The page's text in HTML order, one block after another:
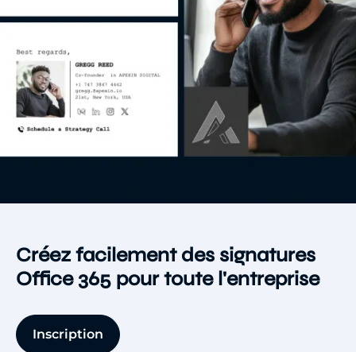
Créez facilement des signatures
Office 365 pour toute l'entreprise
Inscription